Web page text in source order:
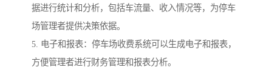
据进行统计和分析，包括车流量、收入情况等，为停车
场管理者提供决策依据。
5. 电子和报表：停车场收费系统可以生成电子和报表，
方便管理者进行财务管理和报表分析。